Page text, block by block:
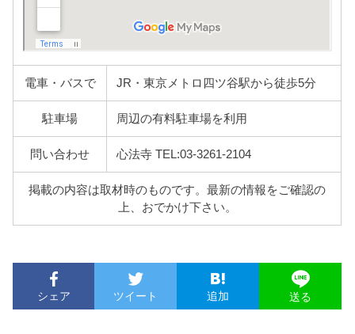
電車・バスで JR・東京メトロ四ツ谷駅から徒歩5分
駐車場 周辺の有料駐車場を利用
問い合わせ 心法寺 TEL:03-3261-2104
掲載の内容は取材時のものです。最新の情報をご確認の
上、おでかけ下さい。
シェア ツイート 追加 送る